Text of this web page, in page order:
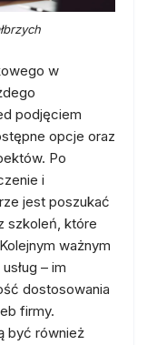
w
podjęciem
opcje oraz
Po
i
jest poszukać
szkoleń, które
ważnym
– im
dostosowania
firmy.
być również